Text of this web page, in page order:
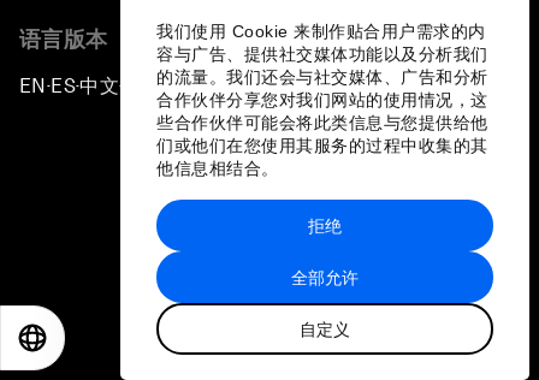
我们使用 Cookie 来制作贴合用户需求的内
容与广告、提供社交媒体功能以及分析我们
的流量。我们还会与社交媒体、广告和分析
合作伙伴分享您对我们网站的使用情况，这
些合作伙伴可能会将此类信息与您提供给他
们或他们在您使用其服务的过程中收集的其
他信息相结合。
全部允许
自定义
拒绝
语言版本
EN ▪ES▪中文▪ 日本語
站点地图
世界经济论坛